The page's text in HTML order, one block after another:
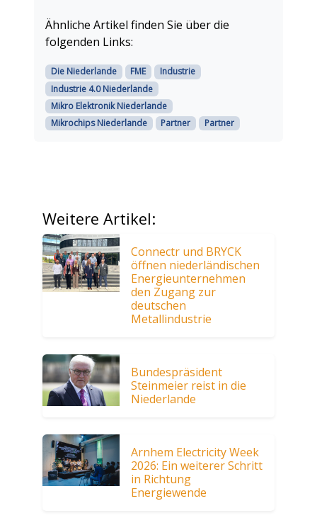
Ähnliche Artikel finden Sie über die
folgenden Links:
Die Niederlande FME
Industrie
Industrie 4.0 Niederlande
Mikro Elektronik Niederlande
Mikrochips Niederlande
Partner Partner
Weitere Artikel:
Connectr und BRYCK
öffnen niederländischen
Energieunternehmen
den Zugang zur
deutschen
Metallindustrie
Bundespräsident
Steinmeier reist in die
Niederlande
Arnhem Electricity Week
2026: Ein weiterer Schritt
in Richtung
Energiewende